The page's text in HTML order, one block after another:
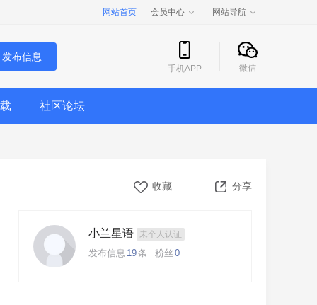
网站首页 会员中心 网站导航
发布信息
手机APP 微信
社区论坛
收藏 分享
小兰星语 未个人认证
发布信息 19条 粉丝 0